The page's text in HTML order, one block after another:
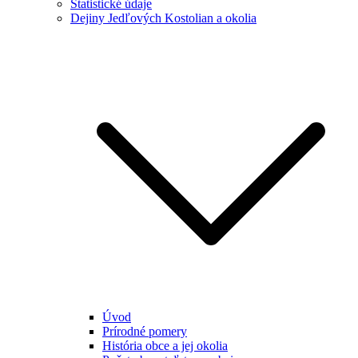
Štatistické údaje
Dejiny Jedľových Kostolian a okolia
Úvod
Prírodné pomery
História obce a jej okolia